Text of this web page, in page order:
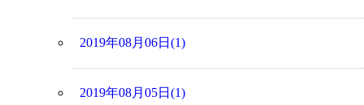
2019年08月06日(1)
2019年08月05日(1)